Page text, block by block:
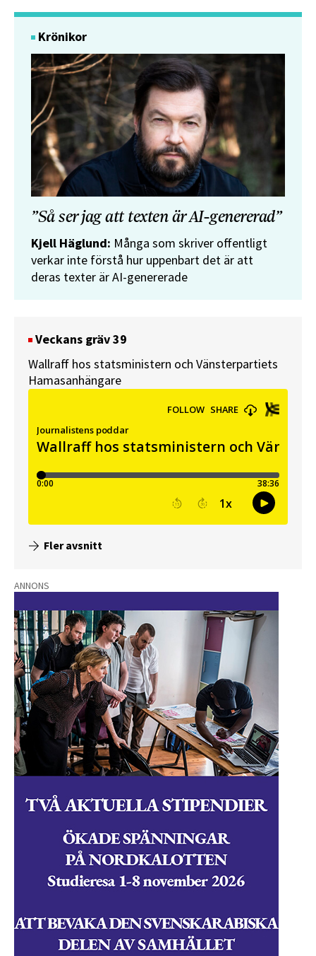
Krönikor
”Så ser jag att texten är AI-genererad”
Kjell Häglund: Många som skriver offentligt
verkar inte förstå hur uppenbart det är att
deras texter är AI-genererade
Veckans gräv 39
Wallraff hos statsministern och Vänsterpartiets
Hamasanhängare
Fler avsnitt
ANNONS